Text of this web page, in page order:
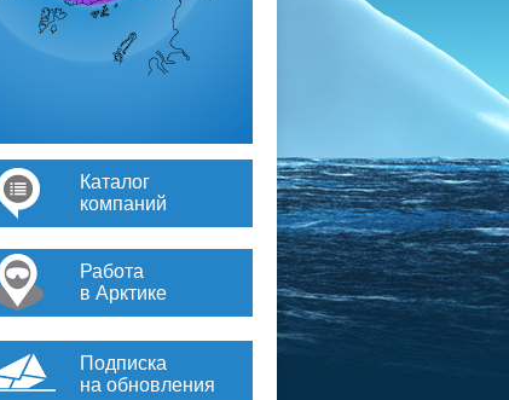
Каталог
компаний
Работа
в Арктике
Подписка
на обновления